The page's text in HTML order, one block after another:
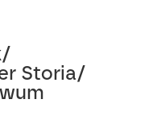
/
Storia/